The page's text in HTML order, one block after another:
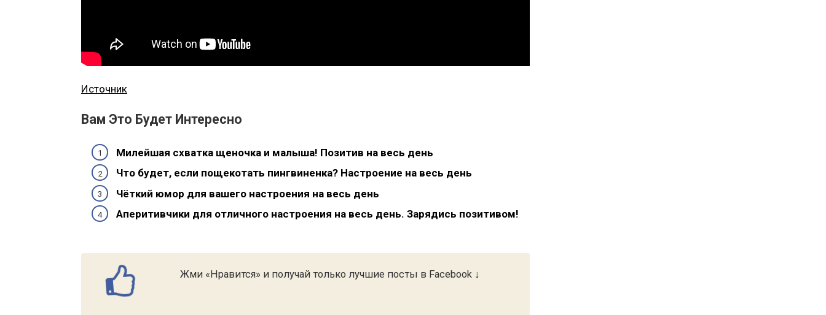
Источник
Вам Это Будет Интересно
Милейшая схватка щеночка и малыша! Позитив на весь день
Что будет, если пощекотать пингвиненка? Настроение на весь день
Чёткий юмор для вашего настроения на весь день
Аперитивчики для отличного настроения на весь день. Зарядись позитивом!
Жми «Нравится» и получай только лучшие посты в Facebook ↓